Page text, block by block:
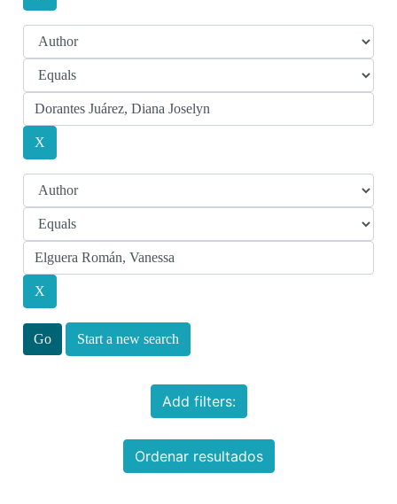
Start a new search
Add filters:
Ordenar resultados